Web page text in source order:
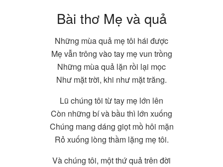
Bài thơ Mẹ và quả
Những mùa quả mẹ tôi hái được
Mẹ vẫn trông vào tay mẹ vun trồng
Những mùa quả lặn rồi lại mọc
Như mặt trời, khi như mặt trăng.
Lũ chúng tôi từ tay mẹ lớn lên
Còn những bí và bầu thì lớn xuống
Chúng mang dáng giọt mồ hôi mặn
Rỏ xuống lòng thầm lặng mẹ tôi.
Và chúng tôi, một thứ quả trên đời